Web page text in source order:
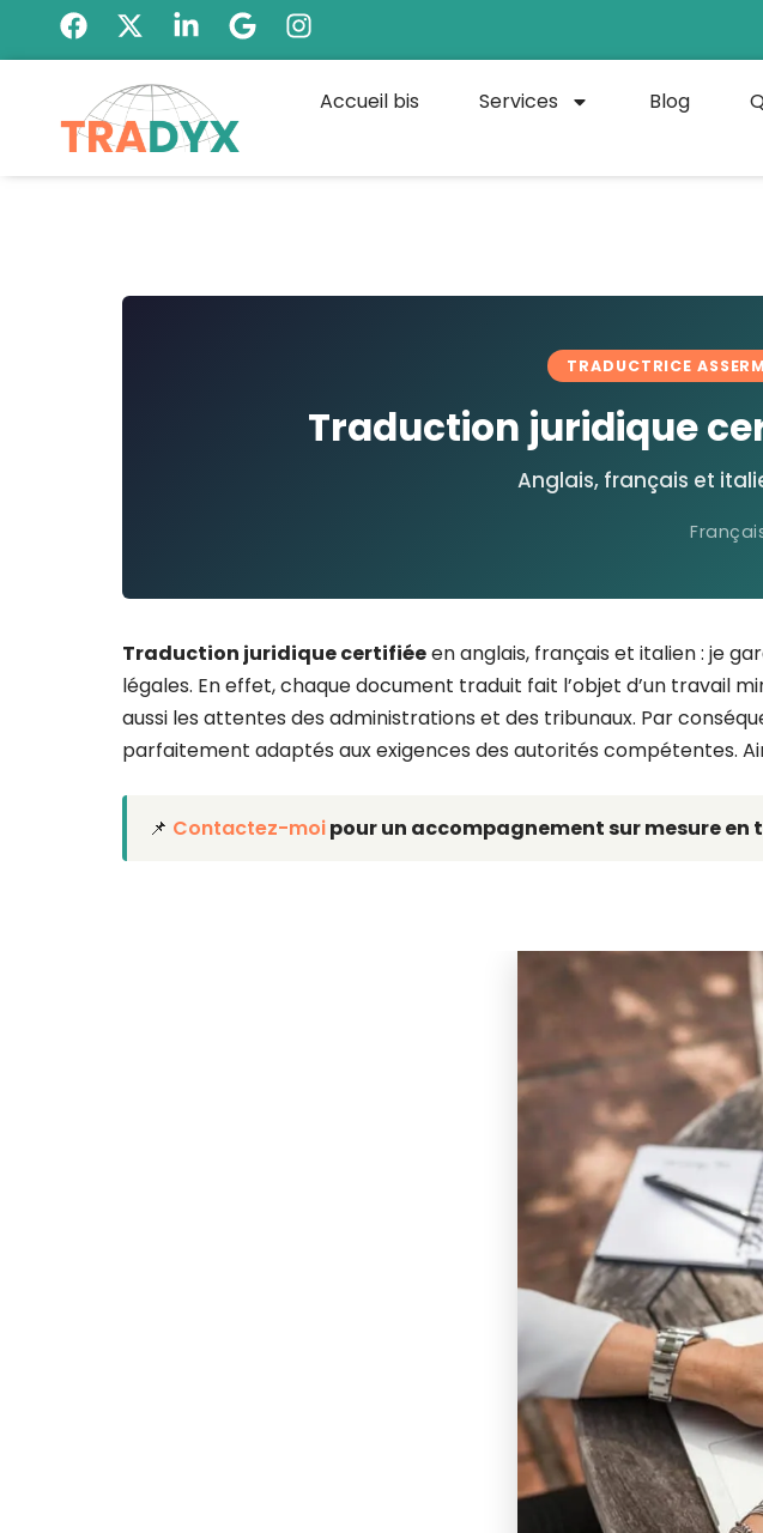
Accueil bis Services Blog
TRADUCTRICE
Traduction juridique
Anglais, français et
Traduction juridique certifiéeen anglais, français et italien : je
légales. En effet, chaque document traduit fait l’objet d’un travail
aussi les attentes des administrations et des tribunaux. Par
parfaitement adaptés aux exigences des autorités compétentes.
📌 Contactez-moipour un accompagnement sur mesure